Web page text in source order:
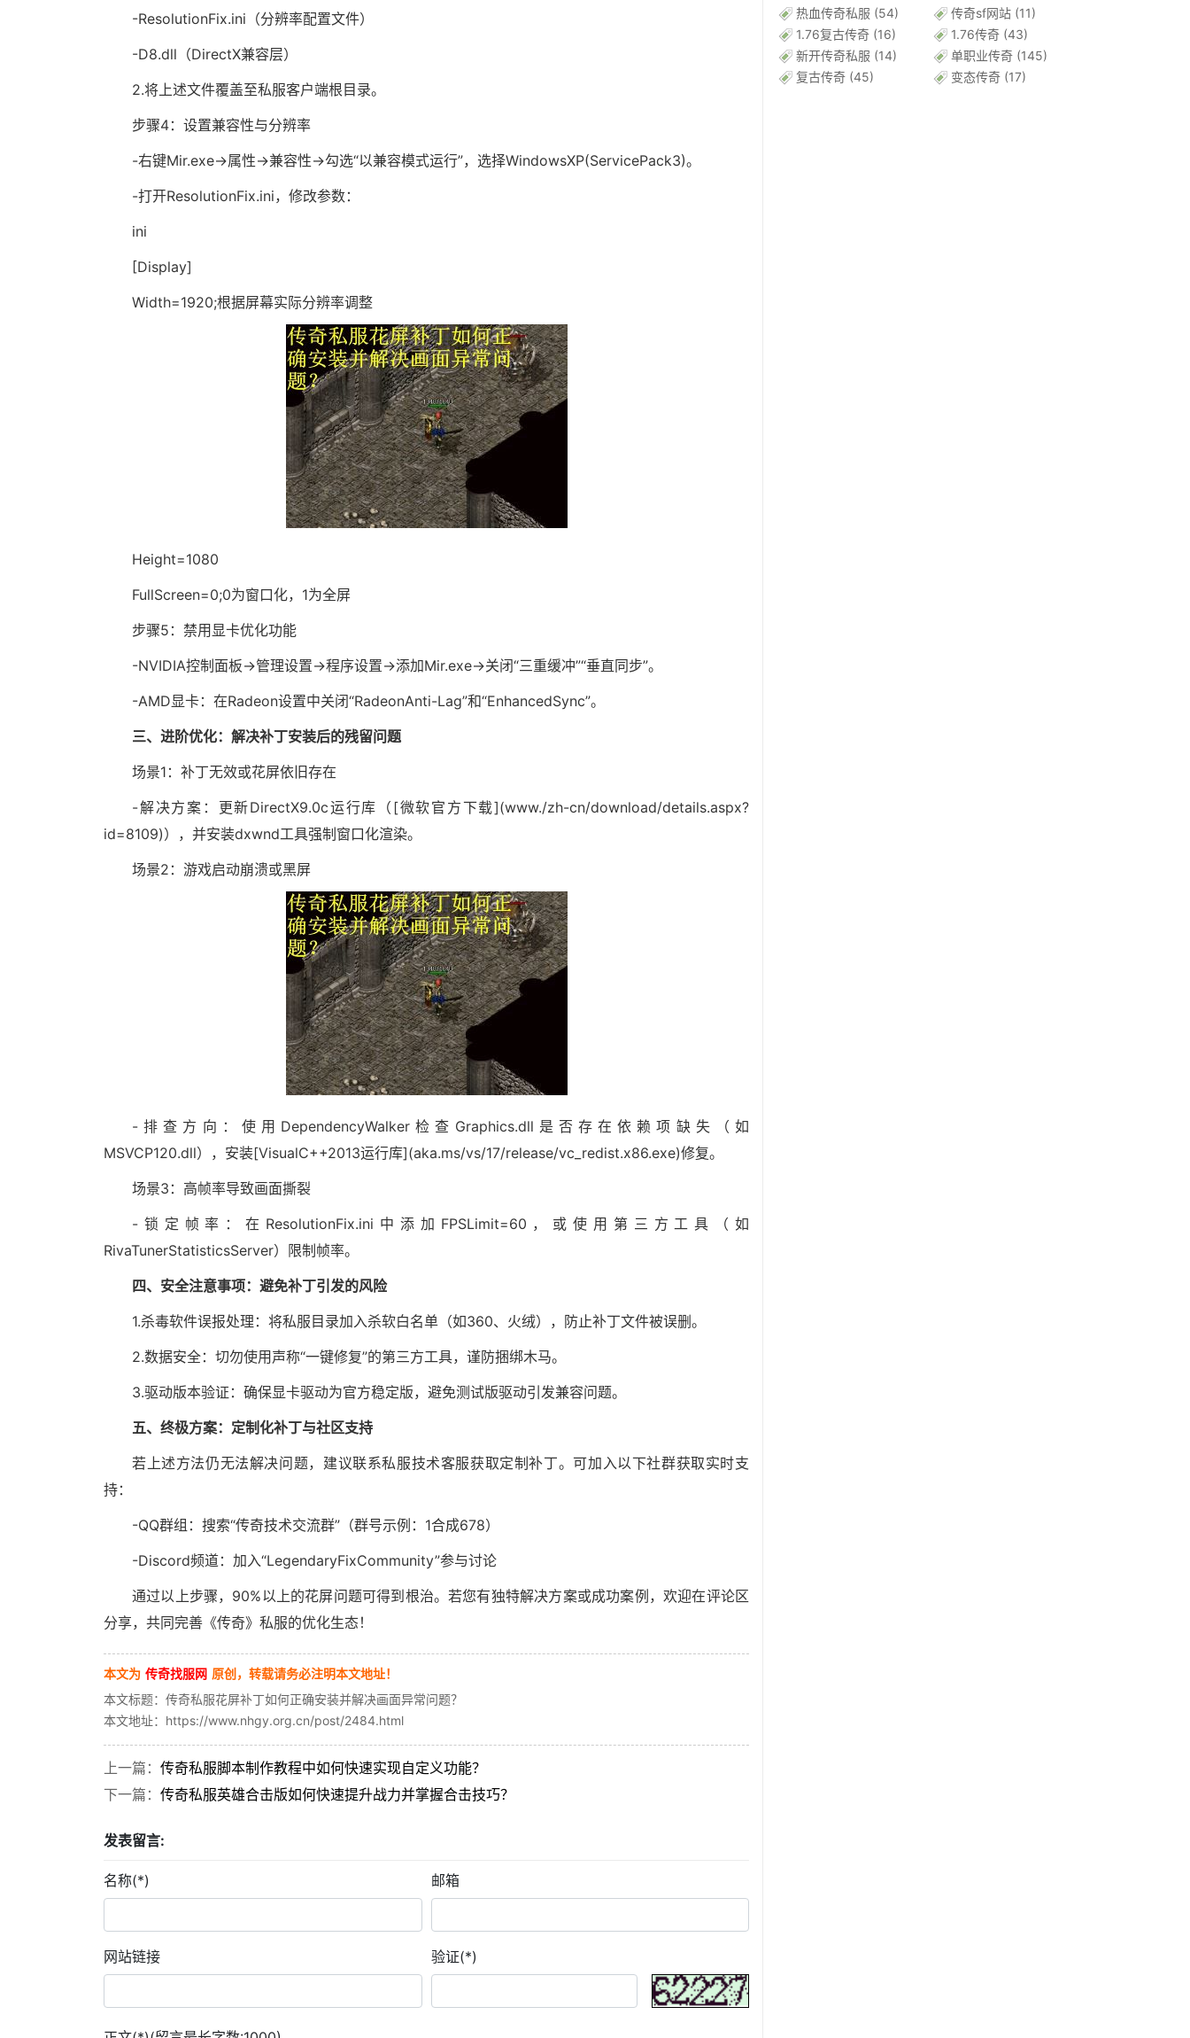
-ResolutionFix.ini（分辨率配置文件）
-D8.dll（DirectX兼容层）
2.将上述文件覆盖至私服客户端根目录。
步骤4：设置兼容性与分辨率
-右键Mir.exe→属性→兼容性→勾选“以兼容模式运行”，选择WindowsXP(ServicePack3)。
-打开ResolutionFix.ini，修改参数：
ini
[Display]
Width=1920;根据屏幕实际分辨率调整
Height=1080
FullScreen=0;0为窗口化，1为全屏
步骤5：禁用显卡优化功能
-NVIDIA控制面板→管理设置→程序设置→添加Mir.exe→关闭“三重缓冲”“垂直同步”。
-AMD显卡：在Radeon设置中关闭“RadeonAnti-Lag”和“EnhancedSync”。
三、进阶优化：解决补丁安装后的残留问题
场景1：补丁无效或花屏依旧存在
-解决方案：更新DirectX9.0c运行库（[微软官方下载](www./zh-cn/download/details.aspx?
id=8109)），并安装dxwnd工具强制窗口化渲染。
场景2：游戏启动崩溃或黑屏
-排查方向：使用DependencyWalker检查Graphics.dll是否存在依赖项缺失（如
MSVCP120.dll），安装[VisualC++2013运行库](aka.ms/vs/17/release/vc_redist.x86.exe)修复。
场景3：高帧率导致画面撕裂
-锁定帧率：在ResolutionFix.ini中添加FPSLimit=60，或使用第三方工具（如
RivaTunerStatisticsServer）限制帧率。
四、安全注意事项：避免补丁引发的风险
1.杀毒软件误报处理：将私服目录加入杀软白名单（如360、火绒），防止补丁文件被误删。
2.数据安全：切勿使用声称“一键修复”的第三方工具，谨防捆绑木马。
3.驱动版本验证：确保显卡驱动为官方稳定版，避免测试版驱动引发兼容问题。
五、终极方案：定制化补丁与社区支持
若上述方法仍无法解决问题，建议联系私服技术客服获取定制补丁。可加入以下社群获取实时支
持：
-QQ群组：搜索“传奇技术交流群”（群号示例：1合成678）
-Discord频道：加入“LegendaryFixCommunity”参与讨论
通过以上步骤，90%以上的花屏问题可得到根治。若您有独特解决方案或成功案例，欢迎在评论区
分享，共同完善《传奇》私服的优化生态！
本文为 传奇找服网 原创，转载请务必注明本文地址！
本文标题：传奇私服花屏补丁如何正确安装并解决画面异常问题？
本文地址：https://www.nhgy.org.cn/post/2484.html
上一篇： 传奇私服脚本制作教程中如何快速实现自定义功能？
下一篇： 传奇私服英雄合击版如何快速提升战力并掌握合击技巧？
发表留言:
名称(*) 邮箱
网站链接 验证(*)
热血传奇私服 (54) 传奇sf网站 (11)
1.76复古传奇 (16) 1.76传奇 (43)
新开传奇私服 (14) 单职业传奇 (145)
复古传奇 (45) 变态传奇 (17)